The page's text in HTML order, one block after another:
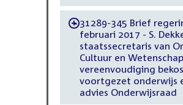
-31289-345 Brief
februari 2017 - S.
staatssecretaris van
Cultuur en
vereenvoudiging
voortgezet onderwijs
advies Onderwijsraad